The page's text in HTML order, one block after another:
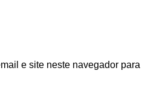
e site neste navegador